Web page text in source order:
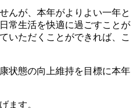
んが、本年がよりよい一年と
常生活を快適に過ごすことが
いただくことができれば、こ
状態の向上維持を目標に本年
ます。